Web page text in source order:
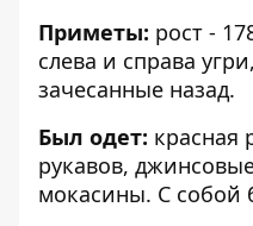
Приметы: рост -
слева и справа
зачесанные назад.
Был одет: красная
рукавов,
мокасины. С собой